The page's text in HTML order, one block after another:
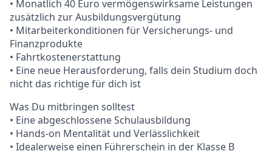
• Monatlich 40 Euro vermögenswirksame Leistungen
zusätzlich zur Ausbildungsvergütung
• Mitarbeiterkonditionen für Versicherungs- und
Finanzprodukte
• Fahrtkostenerstattung
• Eine neue Herausforderung, falls dein Studium doch
nicht das richtige für dich ist
Was Du mitbringen solltest
• Eine abgeschlossene Schulausbildung
• Hands-on Mentalität und Verlässlichkeit
• Idealerweise einen Führerschein in der Klasse B